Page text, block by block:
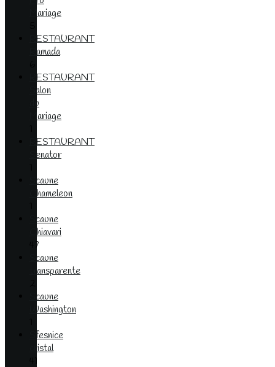
Mariage
RESTAURANT
Ramada
RESTAURANT
Salon
du
Mariage
RESTAURANT
Senator
Scaune
Chameleon
Scaune
Chiavari
47
Scaune
transparente
Scaune
Washington
Sfesnice
cristal